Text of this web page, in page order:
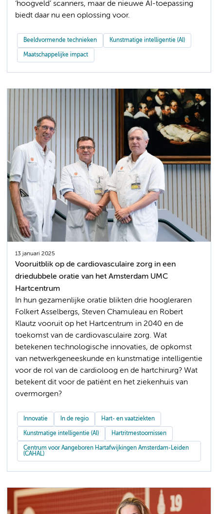
‘hoogveld’ scanners, maar de nieuwe AI-toepassing
biedt daar nu een oplossing voor.
Beeldvormende technieken Kunstmatige intelligentie (AI)
Maatschappelijke impact
13 januari 2025
Vooruitblik op de cardiovasculaire zorg in een
driedubbele oratie van het Amsterdam UMC
Hartcentrum
In hun gezamenlijke oratie blikten drie hoogleraren
Folkert Asselbergs, Steven Chamuleau en Robert
Klautz vooruit op het Hartcentrum in 2040 en de
toekomst van de cardiovasculaire zorg. Wat
betekenen technologische innovaties, de opkomst
van netwerkgeneeskunde en kunstmatige intelligentie
voor de rol van de cardioloog en de hartchirurg? Wat
betekent dit voor de patiënt en het ziekenhuis van
overmorgen?
Innovatie In de regio Hart- en vaatziekten
Kunstmatige intelligentie (AI) Hartritmestoornissen
Centrum voor Aangeboren Hartafwijkingen Amsterdam-Leiden
(CAHAL)